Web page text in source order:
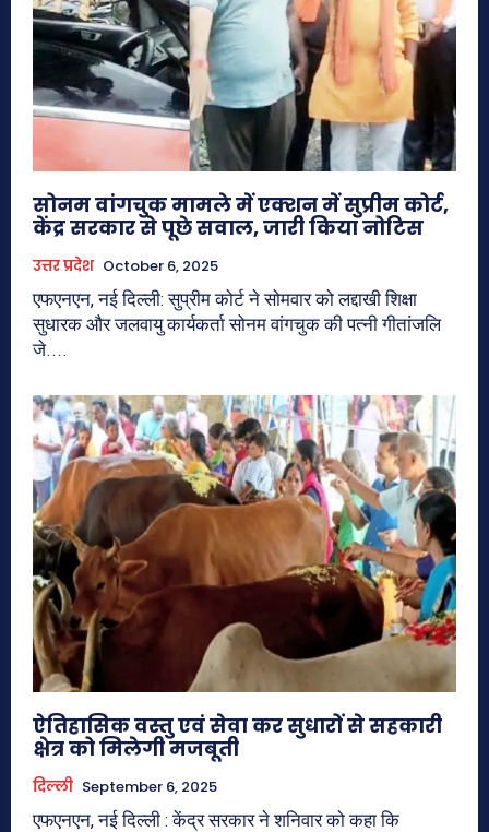
सोनम वांगचुक मामले में एक्शन में सुप्रीम कोर्ट,
केंद्र सरकार से पूछे सवाल, जारी किया नोटिस
उत्तर प्रदेश October 6, 2025
एफएनएन, नई दिल्ली: सुप्रीम कोर्ट ने सोमवार को लद्दाखी शिक्षा
सुधारक और जलवायु कार्यकर्ता सोनम वांगचुक की पत्नी गीतांजलि
जे....
ऐतिहासिक वस्तु एवं सेवा कर सुधारों से सहकारी
क्षेत्र को मिलेगी मजबूती
दिल्ली September 6, 2025
एफएनएन, नई दिल्ली : केंद्र सरकार ने शनिवार को कहा कि